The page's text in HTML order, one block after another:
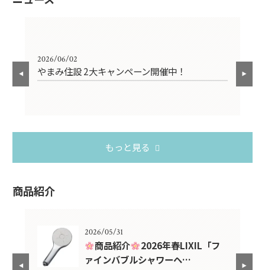
2026/06/02
やまみ住設 2大キャンペーン開催中！
もっと見る
商品紹介
2026/05/31
商品紹介
2026年春LIXIL「フ
ァインバブルシャワーヘ…